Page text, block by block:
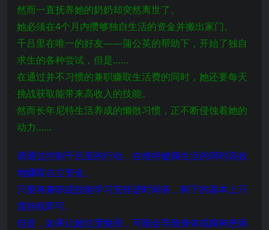
然而一直抚养她的奶奶却突然离世了。
她必须在4个月内攒够独自生活的资金并搬出家门。
千吕里在唯一的好友——蒲公英的帮助下，开始了独自
求生的各种尝试，但是……
在通过并不习惯的兼职赚取生活费的同时，她还要每天
挑战获取能带来高收入的技能。
然而长年尼特生活养成的懒散习惯，正不断侵蚀着她的
动力……
请通过控制千吕里的行动，在维持健康生活的同时高效
地赚取自立资金。
只要将兼职或技能学习安排进时间表，剩下的基本上只
需挂机即可。
但是，如果让她过度勉强，可能会导致身体或精神患病